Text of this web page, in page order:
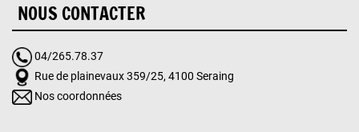
NOUS CONTACTER
04/265.78.37
Rue de plainevaux 359/25, 4100 Seraing
Nos coordonnées